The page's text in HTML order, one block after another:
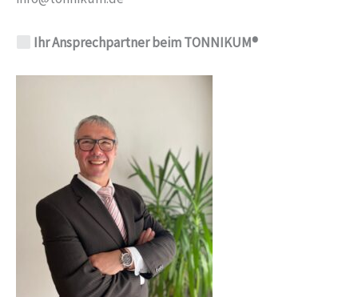
Ihr Ansprechpartner beim TONNIKUM®